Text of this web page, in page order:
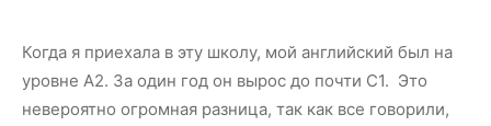
Когда я приехала в эту школу, мой английский был на
уровне А2. За один год он вырос до почти С1. Это
невероятно огромная разница, так как все говорили,